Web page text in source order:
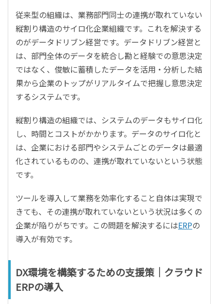
従来型の組織は、業務部門同士の連携が取れていない
縦割り構造のサイロ化企業組織です。これを解決する
のがデータドリブン経営です。データドリブン経営と
は、部門全体のデータを統合し勘と経験での意思決定
ではなく、俊敏に蓄積したデータを活用・分析した結
果から企業のトップがリアルタイムで把握し意思決定
するシステムです。
縦割り構造の組織では、システムのデータもサイロ化
し、時間とコストがかかります。データのサイロ化と
は、企業における部門やシステムごとのデータは最適
化されているものの、連携が取れていないという状態
です。
ツールを導入して業務を効率化すること自体は実現で
きても、その連携が取れていないという状況は多くの
企業が陥りがちです。この問題を解決するにはERPの
導入が有効です。
DX環境を構築するための支援策｜クラウド
ERPの導入